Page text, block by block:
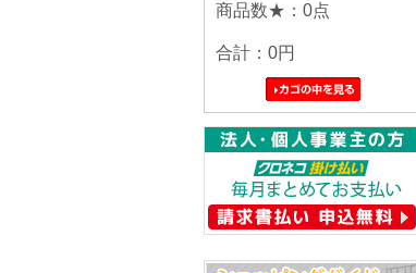
商品数★：0点
合計： 0円